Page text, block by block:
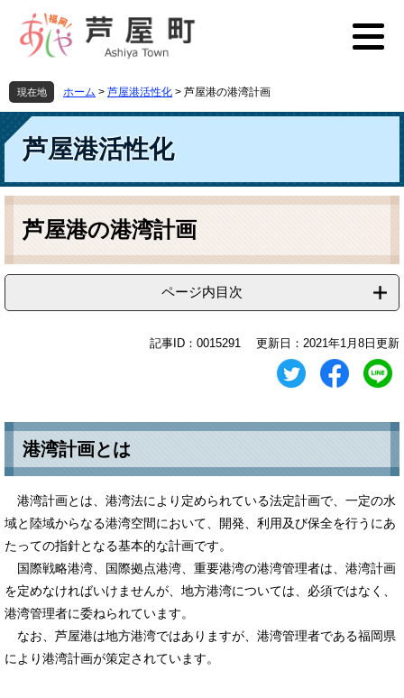
先
頭
す
を
飛
し
本
文
現在地 ホーム > 芦屋港活性化 > 芦屋港の港湾計画
芦屋港活性化
本
芦屋港の港湾計画
ページ内目次
記事ID：0015291 更新日：2021年1月8日更新
港湾計画とは
港湾計画とは、港湾法により定められている法定計画で、一定の水
域と陸域からなる港湾空間において、開発、利用及び保全を行うにあ
たっての指針となる基本的な計画です。
国際戦略港湾、国際拠点港湾、重要港湾の港湾管理者は、港湾計画
を定めなければいけませんが、地方港湾については、必須ではなく、
港湾管理者に委ねられています。
なお、芦屋港は地方港湾ではありますが、港湾管理者である福岡県
により港湾計画が策定されています。